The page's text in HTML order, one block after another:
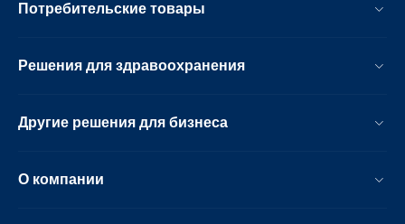
Потребительские товары
Решения для здравоохранения
Другие решения для бизнеса
О компании